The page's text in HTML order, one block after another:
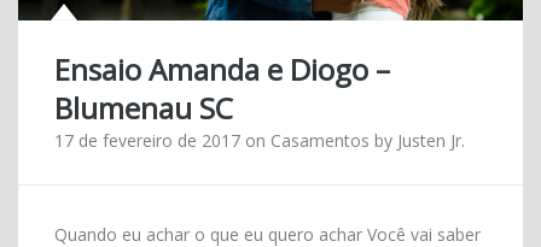
Ensaio Amanda e Diogo –
Blumenau SC
17 de fevereiro de 2017 on Casamentos by Justen Jr.
Quando eu achar o que eu quero achar Você vai saber